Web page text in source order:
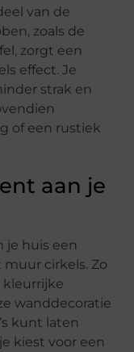
van de
zoals de
zorgt een
effect. Je
strak en
of een rustiek
aan je
je huis een
cirkels. Zo
kleurrijke
wanddecoratie
kunt laten
kiest voor een